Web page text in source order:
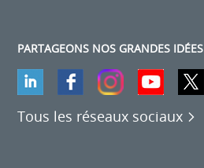
PARTAGEONS NOS GRANDES IDÉES
Tous les réseaux sociaux